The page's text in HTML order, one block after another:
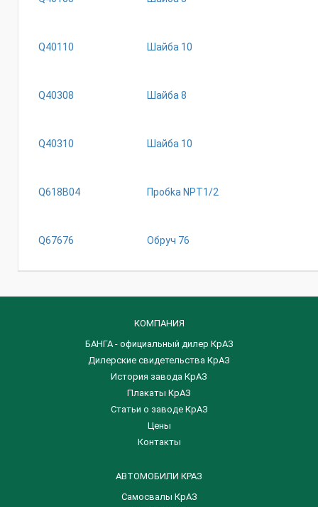
Q40110 Шайба 10
Q40308 Шайба 8
Q40310 Шайба 10
Q618B04 Пpoбka NPT1/2
Q67676 Обруч 76
КОМПАНИЯ
БАНГА - официальный дилер КрАЗ
Дилерские свидетельства КрАЗ
История завода КрАЗ
Плакаты КрАЗ
Статьи о заводе КрАЗ
Цены
Контакты
АВТОМОБИЛИ КРАЗ
Самосвалы КрАЗ